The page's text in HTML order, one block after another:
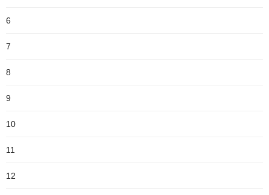
6
7
8
9
10
11
12